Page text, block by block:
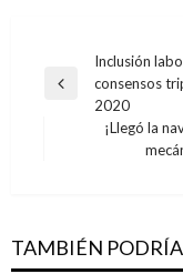
Navegación
de
entradas
Entrada
Inclusión
consensos
2020
¡Llegó la
TAMBIÉN